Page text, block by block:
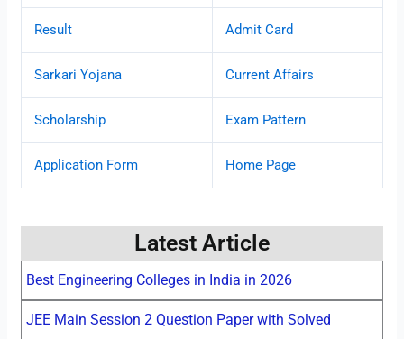
Result Admit Card
Sarkari Yojana Current Affairs
Scholarship Exam Pattern
Application Form Home Page
Latest Article
Best Engineering Colleges in India in 2026
JEE Main Session 2 Question Paper with Solved